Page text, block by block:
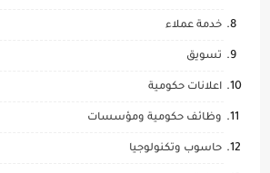
خدمة عملاء
تسويق
اعلانات حكومية
وظائف حكومية ومؤسسات
حاسوب وتكنولوجيا